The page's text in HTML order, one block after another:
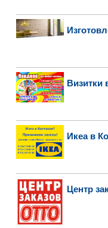
Визитки
Икеа в
Центр